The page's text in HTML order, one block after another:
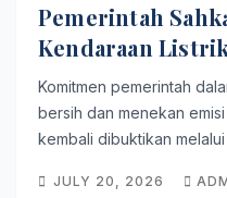
Pemerintah
Kendaraan
Komitmen pemerintah
bersih dan menekan
kembali dibuktikan
JULY 20, 2026